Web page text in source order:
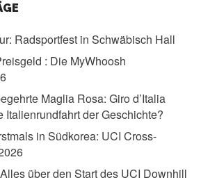
Radsportfest in Schwäbisch Hall
: Die MyWhoosh
Maglia Rosa: Giro d’Italia
Italienrundfahrt der Geschichte?
in Südkorea: UCI Cross-
Alles über den Start des UCI Downhill